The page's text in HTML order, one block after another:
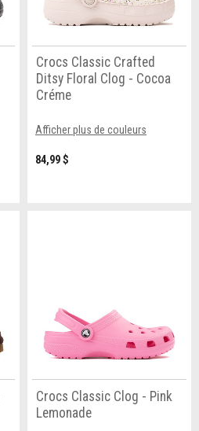
Crocs Classic Crafted
Ditsy Floral Clog - Cocoa
Créme
Afficher plus de couleurs
84,99 $
Crocs Classic Clog - Pink
Lemonade